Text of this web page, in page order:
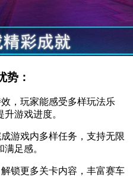
势：
，玩家能感受多样玩法乐
游戏进度。
游戏内多样任务，支持无限
足感。
锁更多关卡内容，丰富赛车